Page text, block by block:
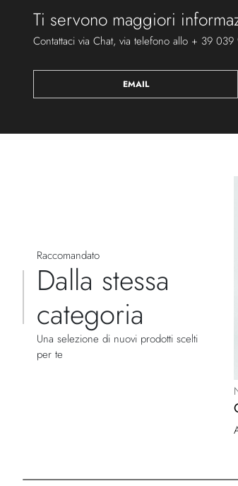
Ti servono maggiori
Contattaci via Chat, via telefono allo + 39
EMAIL
Raccomandato
Dalla stessa
categoria
Una selezione di nuovi prodotti scelti
per te